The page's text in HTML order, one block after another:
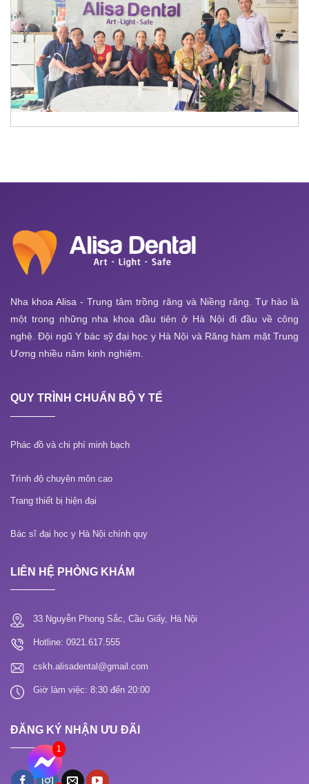
Nha khoa Alisa - Trung tâm trồng răng và Niềng răng. Tự hào là
một trong những nha khoa đầu tiên ở Hà Nội đi đầu về công
nghệ. Đội ngũ Y bác sỹ đại học y Hà Nội và Răng hàm mặt Trung
Ương nhiều năm kinh nghiệm.
QUY TRÌNH CHUẨN BỘ Y TẾ
Phác đồ và chi phí minh bạch
Trình độ chuyên môn cao
Trang thiết bị hiện đại
Bác sĩ đại học y Hà Nội chính quy
LIÊN HỆ PHÒNG KHÁM
33 Nguyễn Phong Sắc, Cầu Giấy, Hà Nội
Hotline: 0921.617.555
cskh.alisadental@gmail.com
Giờ làm việc: 8:30 đến 20:00
ĐĂNG KÝ NHẬN ƯU ĐÃI
1